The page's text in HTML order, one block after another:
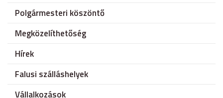
Polgármesteri köszöntő
Megközelíthetőség
Hírek
Falusi szálláshelyek
Vállalkozások